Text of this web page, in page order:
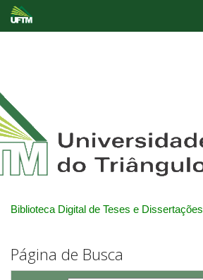
Biblioteca Digital de Teses e Dissertações
Página de Busca